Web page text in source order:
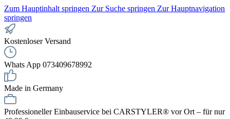
Zum Hauptinhalt springen Zur Suche springen Zur Hauptnavigation
springen
Kostenloser Versand
Whats App 073409678992
Made in Germany
Professioneller Einbauservice bei CARSTYLER® vor Ort – für nur